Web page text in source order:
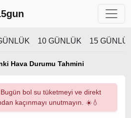
10 GÜNLÜK 15
Hava Durumu Tahmini
Bugün bol su tüketmeyi ve direkt
kaçınmayı unutmayın. ☀️💧